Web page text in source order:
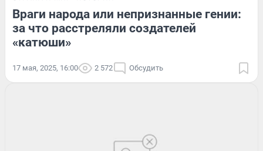
Враги народа или непризнанные гении:
за что расстреляли создателей
«катюши»
17 мая, 2025, 16:00 2 572 Обсудить